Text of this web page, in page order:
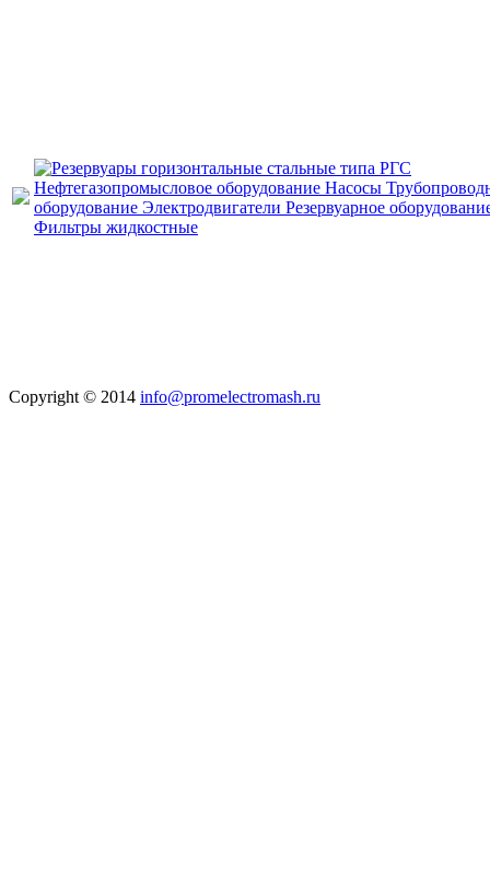
Нефтегазопромысловое оборудование Насосы
оборудование Электродвигатели Резервуарное
Фильтры жидкостные
Copyright © 2014 info@promelectromash.ru